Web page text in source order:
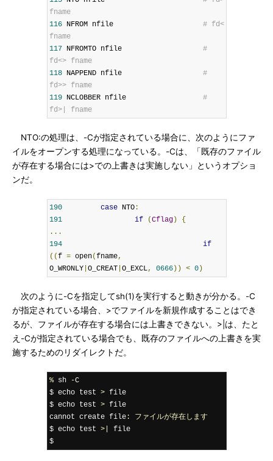
fname
116 NFROM nfile # fd<
fname
117 NFROMTO nfile #
fd<> fname
118 NAPPEND nfile #
fd>> fname
119 NCLOBBER nfile #
fd>| fname
NTO:の処理は、-Cが指定されている場合に、次のようにファ
イルをオープンする処理になっている。-Cは、「既存のファイル
が存在する場合には>での上書きは実施しない」というオプショ
ンだ。
190 case NTO:
191
if (Cflag)
{
...
194
if
((f = open(fname,
O_WRONLY| O_CREAT| O_EXCL, 0666)) < 0)
次のように-Cを指定してsh(1)を実行すると動きが分かる。-C
が指定されている場合、>でファイルを新規作成することはでき
るが、ファイルが存在する場合には上書きできない。>|は、たと
え-Cが指定されている場合でも、既存のファイルへの上書きを実
施するためのリダイレクトだ。
% sh -C
$ echo test > file
$ echo test > file
cannot create file:
ファイルが存在します
$ echo test >|
file
$